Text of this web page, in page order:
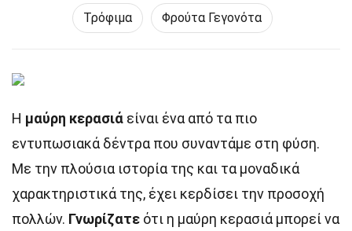
Τρόφιμα Φρούτα Γεγονότα
Η μαύρη κερασιά είναι ένα από τα πιο
εντυπωσιακά δέντρα που συναντάμε στη φύση.
Με την πλούσια ιστορία της και τα μοναδικά
χαρακτηριστικά της, έχει κερδίσει την προσοχή
πολλών. Γνωρίζατε ότι η μαύρη κερασιά μπορεί να